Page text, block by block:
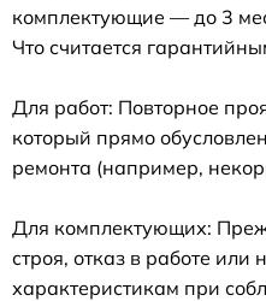
комплектующие — до 3
Что считается
Для работ: Повторное
который прямо
ремонта (например,
Для комплектующих:
строя, отказ в работе или
характеристикам при